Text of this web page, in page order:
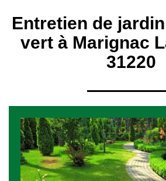
Entretien de
vert à Marignac
31220